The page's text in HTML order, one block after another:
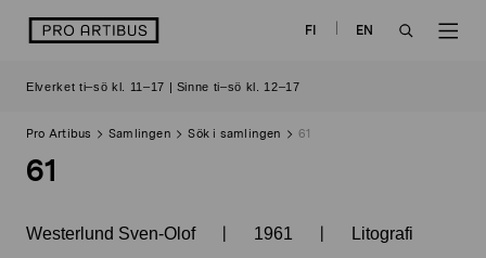
logo FI
EN
Elverket ti–sö kl. 11–17 | Sinne ti–sö kl. 12–17
Pro Artibus Samlingen Sök i samlingen 61
61
Westerlund Sven-Olof | 1961 | Litografi